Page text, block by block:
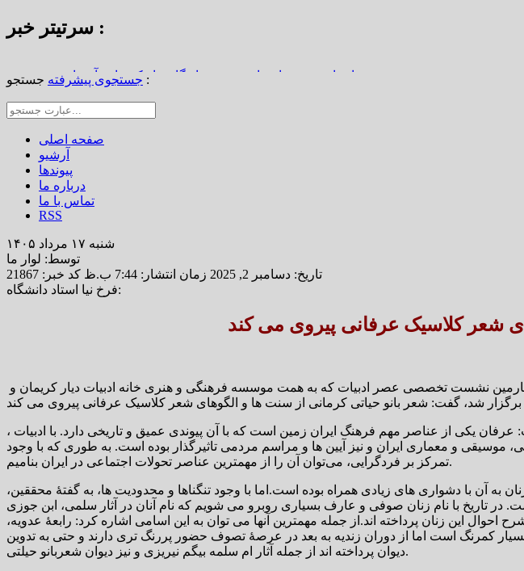
سرتیتر خبر :
استاد محمد نواب‌زاده، چهره ماندگار دیار کریمان، آسمانی شد
پنهان سنددار شدن بخش بزرگی از املاک/ ضرورت تجدیدنظر در ضوابط احراز تصرفات مالکانه
طنین شعر عاشورایی در بزرگ‌ترین خانه خشتی جهان / سوگواره ملی چشمه‌سار در رفسنجان
جستجوی پیشرفته جستجو :
صفحه اصلی
آرشیو
پیوندها
درباره ما
تماس با ما
RSS
شنبه ۱۷ مرداد ۱۴۰۵
توسط: لوار ما
تاریخ: دسامبر 2, 2025 زمان انتشار: 7:44 ب.ظ
کد خبر: 21867
فرخ نیا استاد دانشگاه:
شعر کلاسیک عرفانی پیروی می کند
یکی از عناصر مهم فرهنگ ایران زمین است که با آن پیوندی عمیق و تاریخی دارد. با ادبیات ،
و معماری ایران و نیز آیین ها و مراسم مردمی تاثیرگذار بوده است. به طوری که با وجود
تمرکز بر فردگرایی، می‌توان آن را از مهمترین عناصر تحولات اجتماعی در ایران بنامیم.
آن با دشواری های زیادی همراه بوده است.اما با وجود تنگناها و محدودیت ها، به گفتۀ محققین،
تاریخ با نام زنان صوفی و عارف بسیاری روبرو می شویم که نام آنان در آثار سلمی، ابن جوزی
این زنان پرداخته اند.از جمله مهمترین آنها می توان به این اسامی اشاره کرد: رابعۀ عدویه،
کمرنگ است اما از دوران زندیه به بعد در عرصۀ تصوف حضور پررنگ تری دارند و حتی به تدوین
دیوان پرداخته اند از جمله آثار ام سلمه بیگم نیریزی و نیز دیوان شعربانو حیلتی.